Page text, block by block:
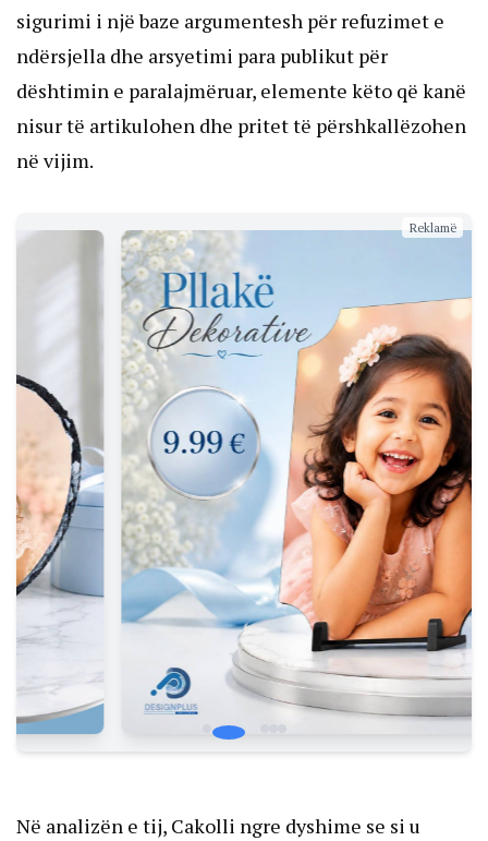
sigurimi i një baze argumentesh për refuzimet e
ndërsjella dhe arsyetimi para publikut për
dështimin e paralajmëruar, elemente këto që kanë
nisur të artikulohen dhe pritet të përshkallëzohen
në vijim.
Reklamë
Në analizën e tij, Cakolli ngre dyshime se si u